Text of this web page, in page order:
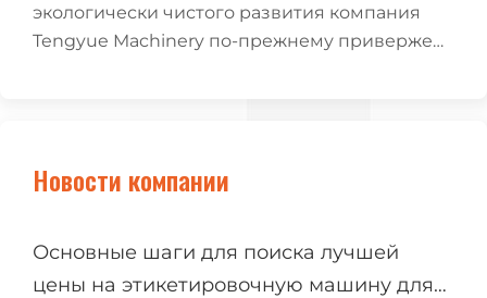
экологически чистого развития компания
Tengyue Machinery по-прежнему привержена
Новости компании
Основные шаги для поиска лучшей
цены на этикетировочную машину для